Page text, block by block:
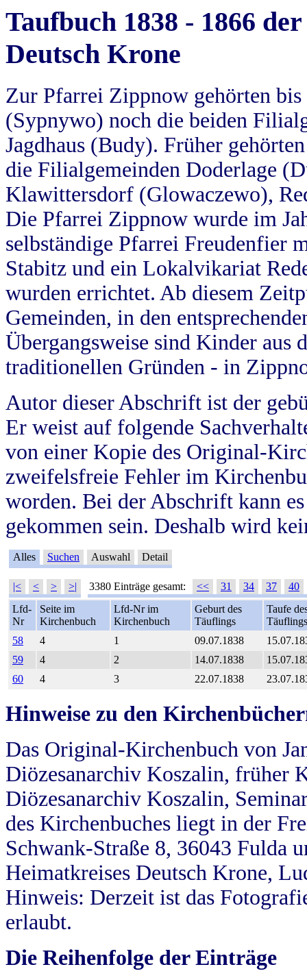
Taufbuch 1838 - 1866
Deutsch Krone
Zur Pfarrei Zippnow gehörten
(Sypnywo) noch die beiden
Jagdhaus (Budy). Früher
die Filialgemeinden Doderlage
Klawittersdorf (Glowaczewo),
Die Pfarrei Zippnow wurde im
selbständige Pfarrei Freudenfier
Stabitz und ein Lokalvikariat
wurden errichtet. Ab diesem
Gemeinden, in den
Übergangsweise sind Kinder aus
traditionellen Gründen - in
Autor dieser Abschrift ist der
Er weist auf folgende
von einer Kopie des Original-
zweifelsfreie Fehler im
worden. Bei der Abschrift kann
gekommen sein. Deshalb wird
Alles Suchen Auswahl Detail
|< < > >| 3380 Einträge gesamt: << 31 34 37
40
Lfd-
Nr
Seite im
Kirchenbuch
Lfd-Nr im
Kirchenbuch
Geburt des
Täuflings
Taufe
Täuflings
58
4 1 09.07.1838
59
4 2 14.07.1838
60
4 3 22.07.1838
Hinweise zu den
Das Original-Kirchenbuch von
Diözesanarchiv Koszalin, früher
Diözesanarchiv Koszalin,
des Kirchenbuches liegt in der
Schwank-Straße 8, 36043 Fulda
Heimatkreises Deutsch Krone,
Hinweis: Derzeit ist das
erlaubt.
Die Reihenfolge der Einträge